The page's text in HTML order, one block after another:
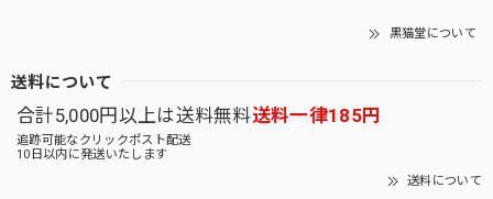
黒猫堂について
送料について
合計5,000円以上は送料無料送料一律185円
追跡可能なクリックポスト配送
10日以内に発送いたします
送料について